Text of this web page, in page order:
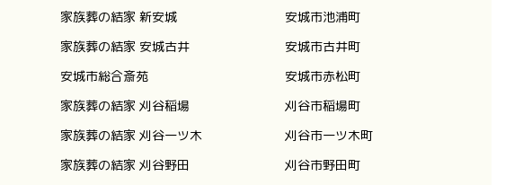
家族葬の結家 新安城
安城市池浦町
家族葬の結家 安城古井
安城市古井町
安城市総合斎苑
安城市赤松町
家族葬の結家 刈谷稲場
刈谷市稲場町
家族葬の結家 刈谷一ツ木
刈谷市一ツ木町
家族葬の結家 刈谷野田
刈谷市野田町